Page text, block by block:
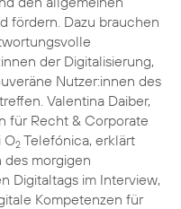
fördern. Dazu brauchen
der Digitalisierung,
Nutzer:innen des
Valentina Daiber,
für Recht & Corporate
O2Telefónica, erklärt
des morgigen
Digitaltags im Interview,
Kompetenzen für